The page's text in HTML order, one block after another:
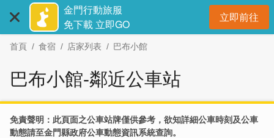
主
金門行動旅服
免下載 立即GO
立即前往開
首頁 食宿 店家列表 巴布小館
巴布小館-鄰近公車站
免責聲明：此頁面之公車站牌僅供參考，欲知詳細公車時刻及公車
動態請至金門縣政府公車動態資訊系統查詢。